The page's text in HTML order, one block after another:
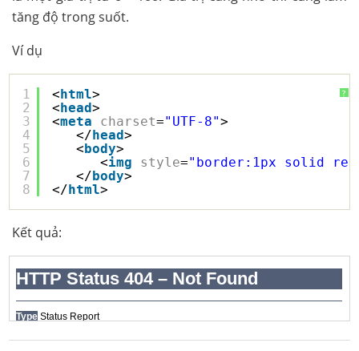
tăng độ trong suốt.
Ví dụ
?
1
2
3
4
5
6
7
8
<html>
<head>
<meta charset="UTF-8">
</head>
<body>
<img style="border:1px solid
</body>
</html>
Kết quả: